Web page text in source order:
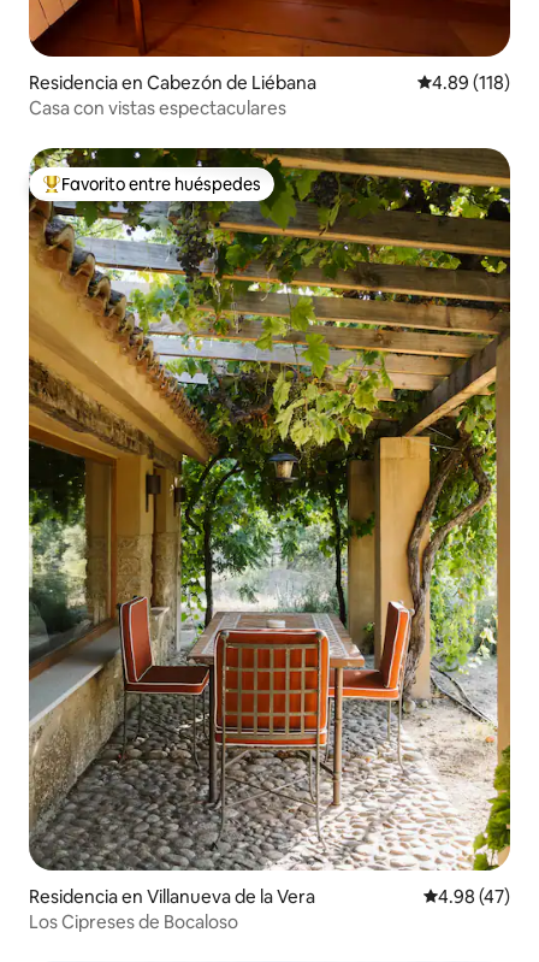
Residencia en Cabezón de Liébana Calificación
4.89 (118)
Casa con vistas espectaculares
De los mejores en Favorito entre huéspedes
Favorito entre huéspedes
Residencia en Villanueva de la Vera Calificación
4.98 (47)
Los Cipreses de Bocaloso